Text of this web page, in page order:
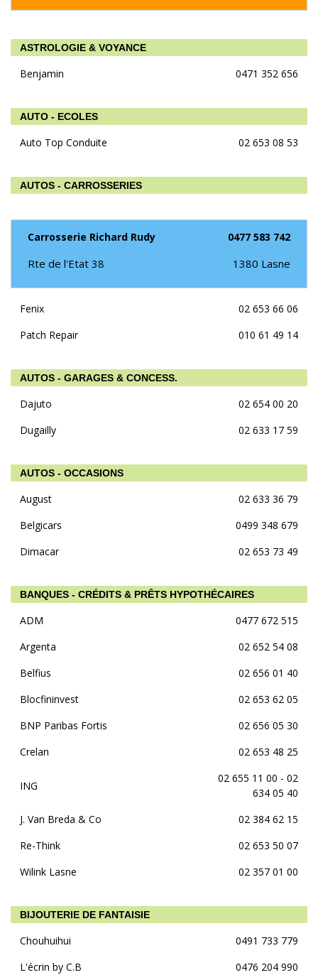
ASTROLOGIE & VOYANCE
Benjamin 0471 352 656
AUTO - ECOLES
Auto Top Conduite 02 653 08 53
AUTOS - CARROSSERIES
Carrosserie Richard Rudy 0477 583 742
Rte de l'Etat 38 1380 Lasne
Fenix
02 653 66 06
Patch Repair
010 61 49 14
AUTOS - GARAGES & CONCESS.
Dajuto
02 654 00 20
Dugailly
02 633 17 59
AUTOS - OCCASIONS
August
02 633 36 79
Belgicars
0499 348 679
Dimacar
02 653 73 49
BANQUES - CRÉDITS & PRÊTS HYPOTHÉCAIRES
ADM
0477 672 515
Argenta
02 652 54 08
Belfius
02 656 01 40
Blocfininvest
02 653 62 05
BNP Paribas Fortis
02 656 05 30
Crelan
02 653 48 25
ING
02 655 11 00 - 02
634 05 40
J. Van Breda & Co
02 384 62 15
Re-Think
02 653 50 07
Wilink Lasne
02 357 01 00
BIJOUTERIE DE FANTAISIE
Chouhuihui
0491 733 779
L'écrin by C.B
0476 204 990